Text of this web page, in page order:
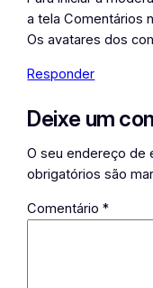
a tela Comentários
Os avatares dos
Responder
Deixe um
O seu endereço de
obrigatórios são
Comentário*